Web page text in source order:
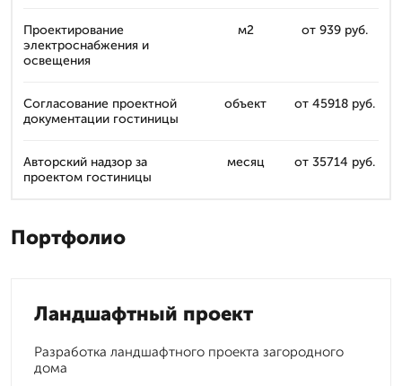
Проектирование
электроснабжения и
освещения
м2 от 939 руб.
Согласование проектной
документации гостиницы
объект от 45918 руб.
Авторский надзор за
проектом гостиницы
месяц от 35714 руб.
Портфолио
Ландшафтный проект
Разработка ландшафтного проекта загородного
дома